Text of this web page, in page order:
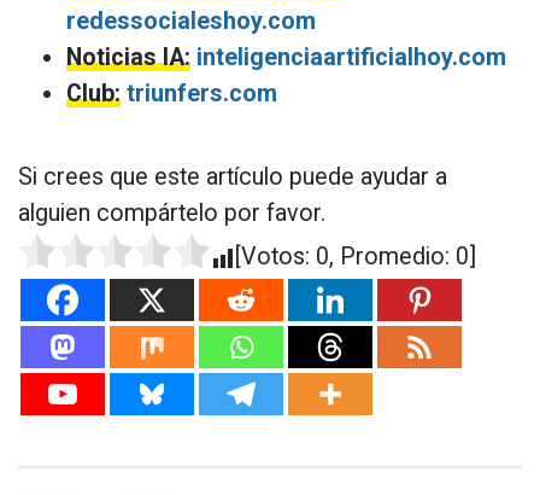
redessocialeshoy.com
Noticias IA: inteligenciaartificialhoy.com
Club: triunfers.com
Si crees que este artículo puede ayudar a
alguien compártelo por favor.
[Votos: 0, Promedio: 0]